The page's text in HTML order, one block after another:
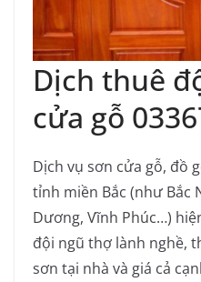
Dịch thuê
cửa gỗ
Dịch vụ sơn cửa gỗ, đồ
tỉnh miền Bắc (như Bắc
Dương, Vĩnh Phúc…)
đội ngũ thợ lành nghề,
sơn tại nhà và giá cả